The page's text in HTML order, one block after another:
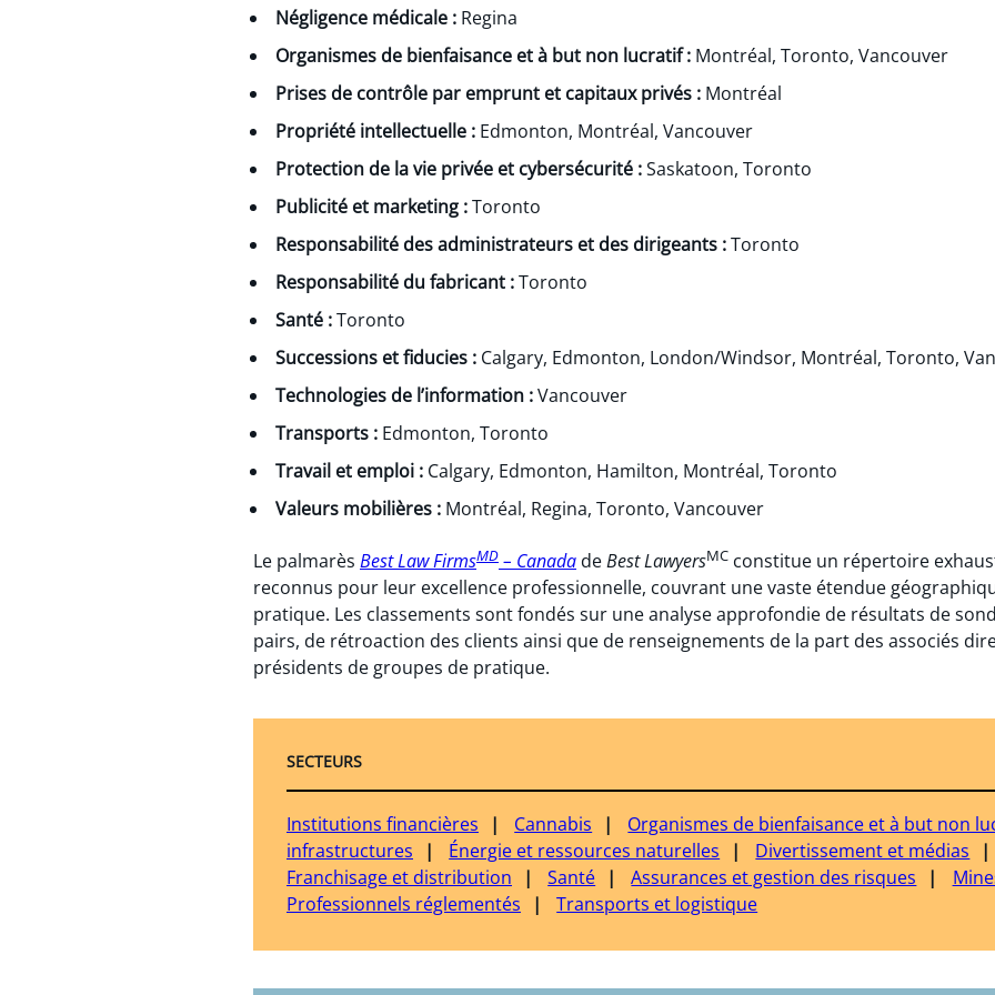
Négligence médicale : Regina
Organismes de bienfaisance et à but non lucratif : Montréal, Toronto, Vancouver
Prises de contrôle par emprunt et capitaux privés : Montréal
Propriété intellectuelle : Edmonton, Montréal, Vancouver
Protection de la vie privée et cybersécurité :Saskatoon, Toronto
Publicité et marketing :Toronto
Responsabilité des administrateurs et des dirigeants :Toronto
Responsabilité du fabricant :Toronto
Santé :Toronto
Successions et fiducies : Calgary, Edmonton, London/Windsor, Montréal, Toronto,
Technologies de l’information :Vancouver
Transports : Edmonton, Toronto
Travail et emploi : Calgary, Edmonton, Hamilton, Montréal, Toronto
Valeurs mobilières : Montréal, Regina, Toronto, Vancouver
Le palmarès Best Law FirmsMD – Canada deBest LawyersMC constitue un répertoire
reconnus pour leur excellence professionnelle, couvrant une vaste étendue
pratique. Les classements sont fondés sur une analyse approfondie de résultats de
pairs, de rétroaction des clients ainsi que de renseignements de la part des associés
présidents de groupes de pratique.
SECTEURS
Institutions financières Cannabis Organismes de bienfaisance et à but non
infrastructures
Énergie et ressources naturelles Divertissement et médias
Franchisage et distribution
Santé Assurances et gestion des risques
Professionnels réglementés
Transports et logistique